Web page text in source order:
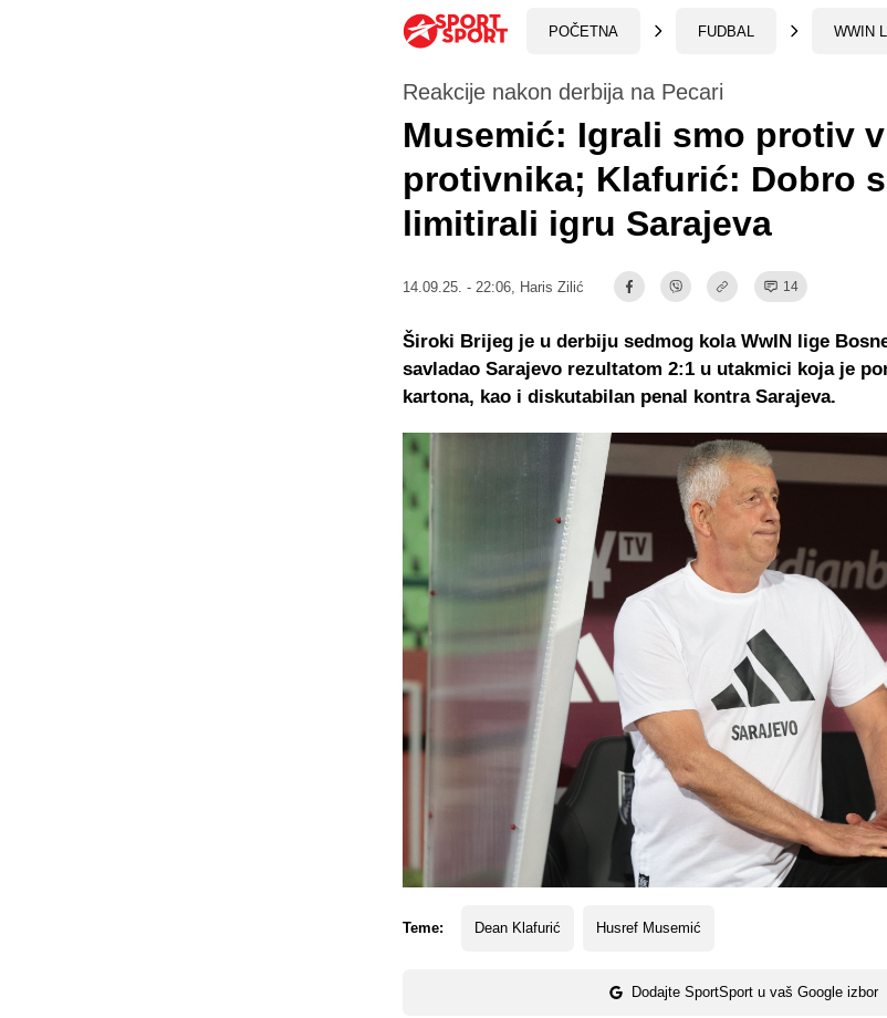
POČETNA FUDBAL WWIN
Reakcije nakon derbija na Pecari
Musemić: Igrali smo protiv
protivnika; Klafurić: Dobro
limitirali igru Sarajeva
14.09.25. - 22:06, Haris Zilić 14
Teme: Dean Klafurić Husref Musemić
Dodajte SportSport u vaš Google izbor
Široki Brijeg je u derbiju sedmog kola WwIN lige
savladao Sarajevo rezultatom 2:1 u utakmici koja je
kartona, kao i diskutabilan penal kontra Sarajeva.